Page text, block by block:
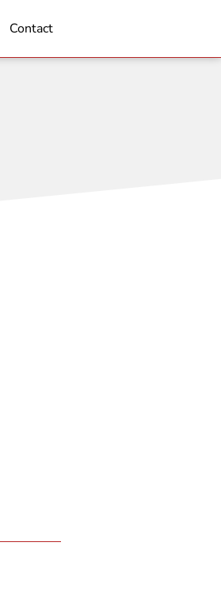
Contact